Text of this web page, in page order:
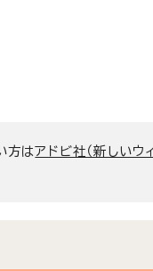
方はアドビ社（新しいウ